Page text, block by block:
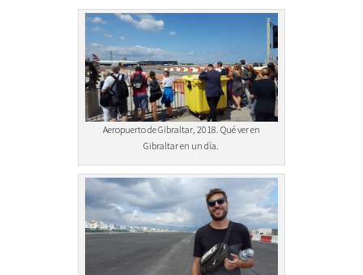
Aeropuerto de Gibraltar, 2018. Qué ver en
Gibraltar en un día.